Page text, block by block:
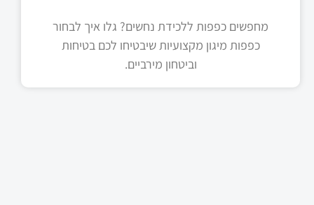
מחפשים כפפות ללכידת נחשים? גלו איך לבחור
כפפות מיגון מקצועיות שיבטיחו לכם בטיחות
וביטחון מירביים.